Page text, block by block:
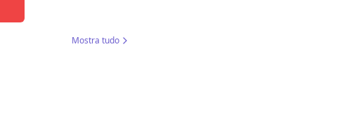
Mostra tudo